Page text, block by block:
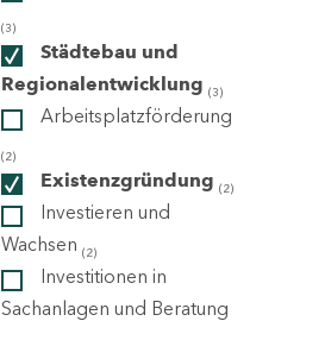
(3)
Städtebau und
Regionalentwicklung (3)
Arbeitsplatzförderung
(2)
Existenzgründung (2)
Investieren und
Wachsen (2)
Investitionen in
Sachanlagen und Beratung